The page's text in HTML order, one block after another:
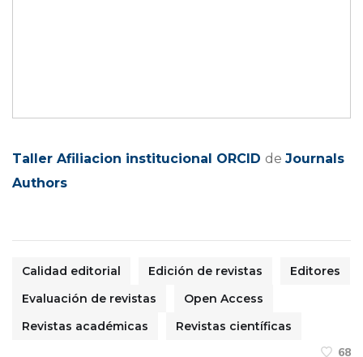
Taller Afiliacion institucional ORCID de Journals
Authors
Calidad editorial Edición de revistas
Editores
Evaluación de revistas
Open Access
Revistas académicas
Revistas científicas
68